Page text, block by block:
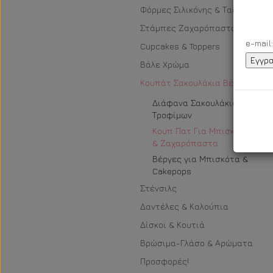
Φόρμες Σιλικόνης & Ταψιά
Στάμπες Ζαχαρόπαστας
Cupcakes & Toppers
Βάλε Χρώμα
Κουπάτ Σακουλάκια Βέργες
Διάφανα Σακουλάκια
Τροφίμων
Κουπ Πατ Για Μπισκότα
& Ζαχαρόπαστα
Βέργες για Μπισκότα &
Cakepops
Στένσιλς
Δαντέλες & Καλούπια
Δίσκοι & Κουτιά
Βρώσιμα-Γλάσο & Αρώματα
Προσφορές!
e-mail: